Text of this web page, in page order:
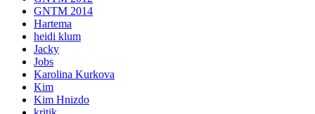
GNTM 2014
Hartema
heidi klum
Jacky
Jobs
Karolina Kurkova
Kim
Kim Hnizdo